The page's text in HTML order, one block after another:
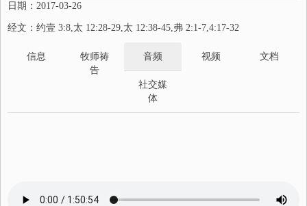
日期：2017-03-26
经文：约壹 3:8,太 12:28-29,太 12:38-45,弗 2:1-7,4:17-32
信息
牧师祷
告
音频 视频 文档
社交媒
体